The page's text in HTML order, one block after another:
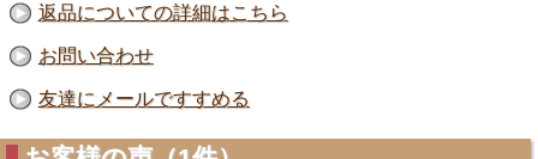
返品についての詳細はこちら
お問い合わせ
友達にメールですすめる